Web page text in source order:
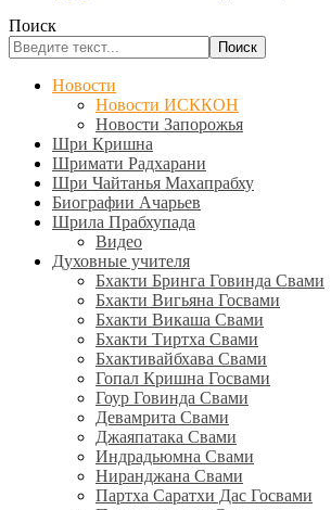
Поиск
Поиск
Новости
Новости ИСККОН
Новости Запорожья
Шри Кришна
Шримати Радхарани
Шри Чайтанья Махапрабху
Биографии Ачарьев
Шрила Прабхупада
Видео
Духовные учителя
Бхакти Бринга Говинда Свами
Бхакти Вигьяна Госвами
Бхакти Викаша Свами
Бхакти Тиртха Свами
Бхактивайбхава Свами
Гопал Кришна Госвами
Гоур Говинда Свами
Девамрита Свами
Джаяпатака Свами
Индрадьюмна Свами
Ниранджана Свами
Партха Саратхи Дас Госвами